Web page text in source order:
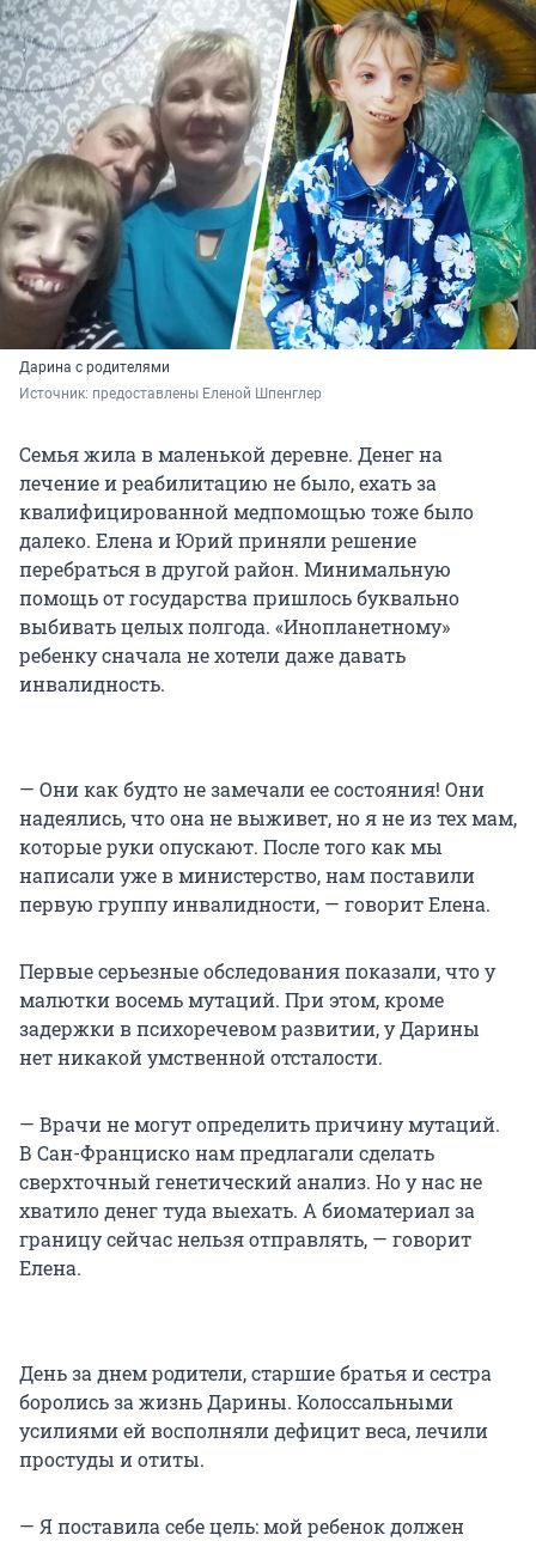
Дарина с родителями
Источник: предоставлены Еленой Шпенглер
Семья жила в маленькой деревне. Денег на
лечение и реабилитацию не было, ехать за
квалифицированной медпомощью тоже было
далеко. Елена и Юрий приняли решение
перебраться в другой район. Минимальную
помощь от государства пришлось буквально
выбивать целых полгода. «Инопланетному»
ребенку сначала не хотели даже давать
инвалидность.
— Они как будто не замечали ее состояния! Они
надеялись, что она не выживет, но я не из тех мам,
которые руки опускают. После того как мы
написали уже в министерство, нам поставили
первую группу инвалидности, — говорит Елена.
Первые серьезные обследования показали, что у
малютки восемь мутаций. При этом, кроме
задержки в психоречевом развитии, у Дарины
нет никакой умственной отсталости.
— Врачи не могут определить причину мутаций.
В Сан-Франциско нам предлагали сделать
сверхточный генетический анализ. Но у нас не
хватило денег туда выехать. А биоматериал за
границу сейчас нельзя отправлять, — говорит
Елена.
День за днем родители, старшие братья и сестра
боролись за жизнь Дарины. Колоссальными
усилиями ей восполняли дефицит веса, лечили
простуды и отиты.
— Я поставила себе цель: мой ребенок должен